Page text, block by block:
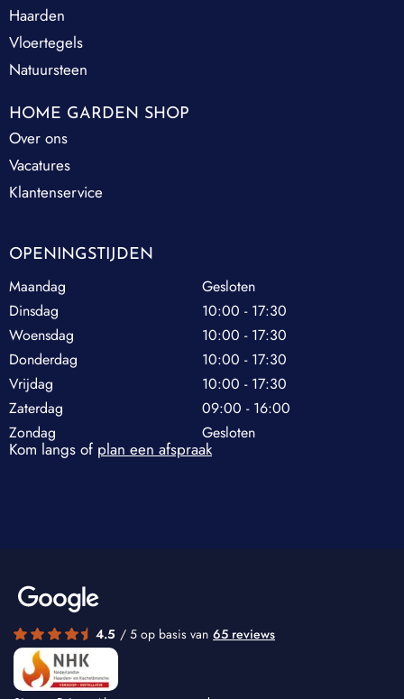
Haarden
Vloertegels
Natuursteen
HOME GARDEN SHOP
Over ons
Vacatures
Klantenservice
OPENINGSTIJDEN
Maandag
Gesloten
Dinsdag
10:00 - 17:30
Woensdag
10:00 - 17:30
Donderdag
10:00 - 17:30
Vrijdag
10:00 - 17:30
Zaterdag
09:00 - 16:00
Zondag
Gesloten
Kom langs of plan een afspraak
4.5 / 5 op basis van 65 reviews